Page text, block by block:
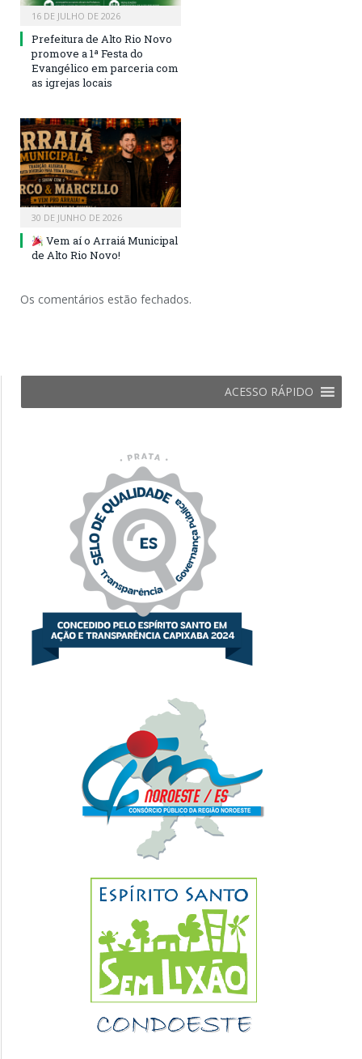
16 DE JULHO DE 2026
Prefeitura de Alto Rio Novo
promove a 1ª Festa do
Evangélico em parceria com
as igrejas locais
30 DE JUNHO DE 2026
Vem aí o Arraiá Municipal
de Alto Rio Novo!
Os comentários estão fechados.
ACESSO RÁPIDO